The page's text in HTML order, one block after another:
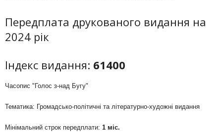
Передплата друкованого видання на
2024 рік
Індекс видання: 61400
Часопис "Голос з-над Бугу"
Тематика: Громадсько-політичні та літературно-художні видання
Мінімальний строк передплати: 1 міс.